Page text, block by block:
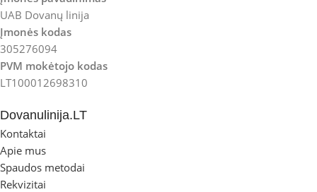
UAB Dovanų linija
Įmonės kodas
305276094
PVM mokėtojo kodas
LT100012698310
Dovanulinija.LT
Kontaktai
Apie mus
Spaudos metodai
Rekvizitai